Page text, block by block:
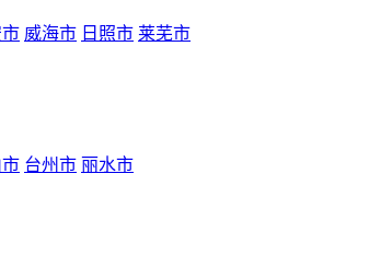
威海市 日照市 莱芜市
台州市 丽水市